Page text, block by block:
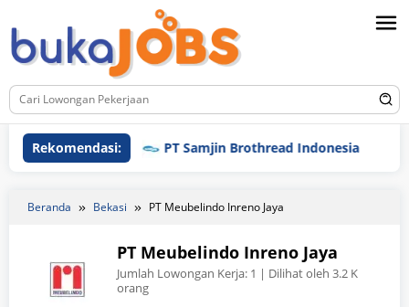
ke
konten
Rekomendasi: PT Samjin Brothread Indonesia
Beranda Bekasi PT Meubelindo Inreno Jaya
PT Meubelindo Inreno Jaya
Jumlah Lowongan Kerja: 1 | Dilihat oleh 3.2 K
orang